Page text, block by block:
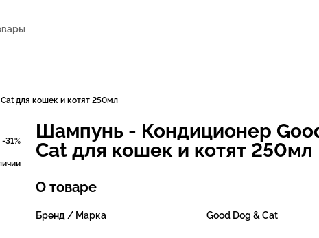
для кошек и котят 250мл
-31%
Шампунь - Кондиционер
Cat для кошек и котят 250мл
О товаре
Бренд / Марка Good Dog & Cat